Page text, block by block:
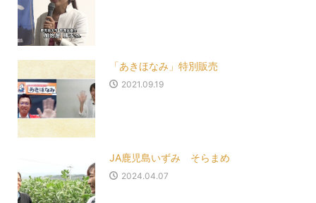
「あきほなみ」特別販売
2021.09.19
JA鹿児島いずみ そらまめ
2024.04.07